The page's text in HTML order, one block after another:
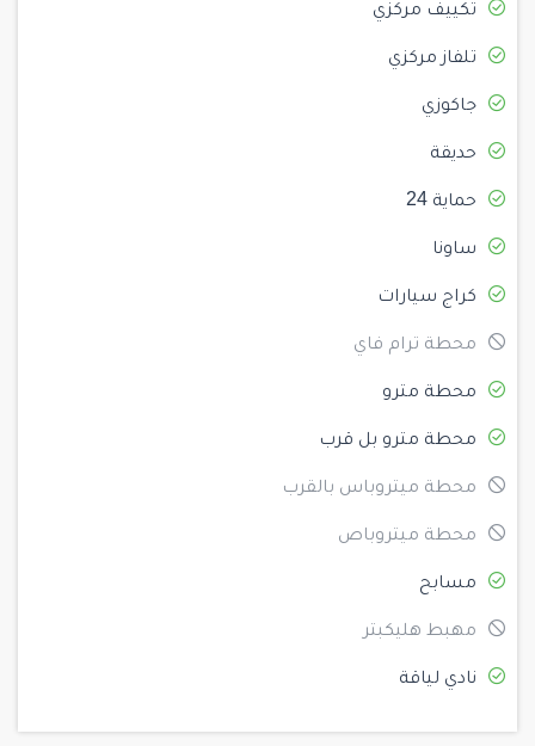
تكييف مركزي
تلفاز مركزي
جاكوزي
حديقة
حماية 24
ساونا
كراج سيارات
محطة ترام فاي
محطة مترو
محطة مترو بل قرب
محطة ميتروباس بالقرب
محطة ميتروباص
مسابح
مهبط هليكبتر
نادي لياقة